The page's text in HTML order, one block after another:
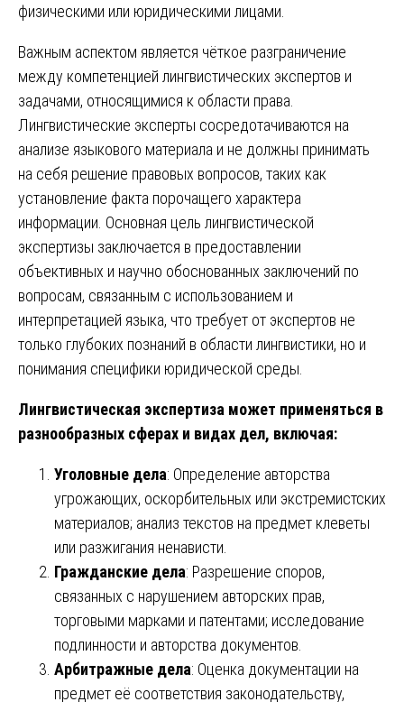
физическими или юридическими лицами.
Важным аспектом является чёткое разграничение
между компетенцией лингвистических экспертов и
задачами, относящимися к области права.
Лингвистические эксперты сосредотачиваются на
анализе языкового материала и не должны принимать
на себя решение правовых вопросов, таких как
установление факта порочащего характера
информации. Основная цель лингвистической
экспертизы заключается в предоставлении
объективных и научно обоснованных заключений по
вопросам, связанным с использованием и
интерпретацией языка, что требует от экспертов не
только глубоких познаний в области лингвистики, но и
понимания специфики юридической среды.
Лингвистическая экспертиза может применяться в
разнообразных сферах и видах дел, включая:
Уголовные дела: Определение авторства
угрожающих, оскорбительных или экстремистских
материалов; анализ текстов на предмет клеветы
или разжигания ненависти.
Гражданские дела: Разрешение споров,
связанных с нарушением авторских прав,
торговыми марками и патентами; исследование
подлинности и авторства документов.
Арбитражные дела: Оценка документации на
предмет её соответствия законодательству,